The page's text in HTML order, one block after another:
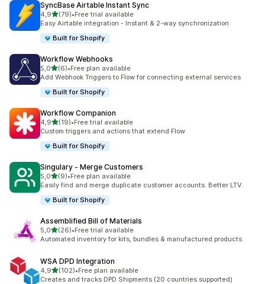
SyncBase Airtable Instant Sync
4,9na 5 gwiazdek
(79)
Łączna liczba recenzji: 79
•Free trial available
Easy Airtable integration - Instant & 2-way synchronization
Built for Shopify
Workflow Webhooks
5,0na 5 gwiazdek
(6)
Łączna liczba recenzji: 6
•Free plan available
Add Webhook Triggers to Flow for connecting external services
Built for Shopify
Workflow Companion
4,9na 5 gwiazdek
(19)
Łączna liczba recenzji: 19
•Free trial available
Custom triggers and actions that extend Flow
Built for Shopify
Singulary ‑ Merge Customers
5,0na 5 gwiazdek
(9)
Łączna liczba recenzji: 9
•Free plan available
Easily find and merge duplicate customer accounts. Better LTV.
Built for Shopify
Assemblified Bill of Materials
5,0na 5 gwiazdek
(26)
Łączna liczba recenzji: 26
•Free trial available
Automated inventory for kits, bundles & manufactured products.
WSA DPD Integration
4,9na 5 gwiazdek
(102)
Łączna liczba recenzji: 102
•Free plan available
Creates and tracks DPD Shipments (20 countries supported)